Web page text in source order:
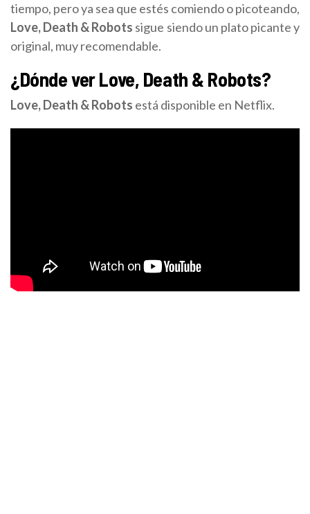
tiempo, pero ya sea que estés comiendo o picoteando,
Love, Death & Robots sigue siendo un plato picante y
original, muy recomendable.
¿Dónde ver Love, Death & Robots?
Love, Death & Robots está disponible en Netflix.